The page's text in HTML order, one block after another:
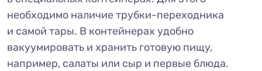
необходимо наличие трубки-переходника
и самой тары. В контейнерах удобно
вакуумировать и хранить готовую пищу,
например, салаты или сыр и первые блюда.